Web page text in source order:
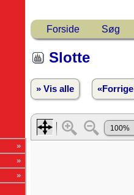
Forside Søg
Slotte
» Vis alle «Forrige